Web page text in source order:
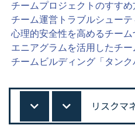
チームプロジェクトのすすめ
チーム運営トラブルシュー
心理的安全性を高めるチー
エニアグラムを活用したチ
チームビルディング「タン
リスクマ